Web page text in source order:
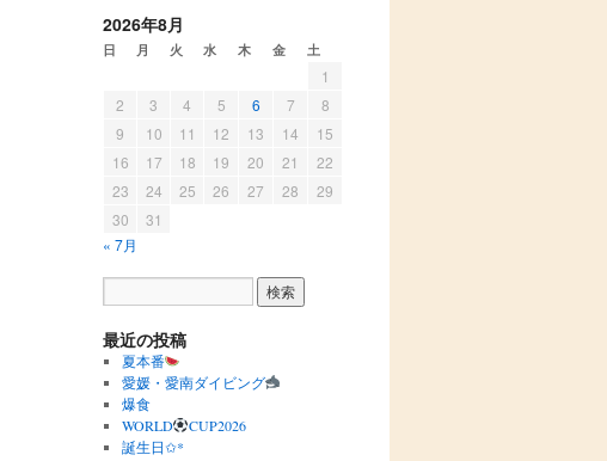
2026年8月
日 月 火 水 木 金 土
1
2
3 4 5 6 7
8
9
10 11 12 13 14
15
16
17 18 19 20 21
22
23
24 25 26 27 28
29
30
31
« 7月
最近の投稿
夏本番
愛媛・愛南ダイビング
爆食
WORLD
CUP2026
誕生日✩︎*